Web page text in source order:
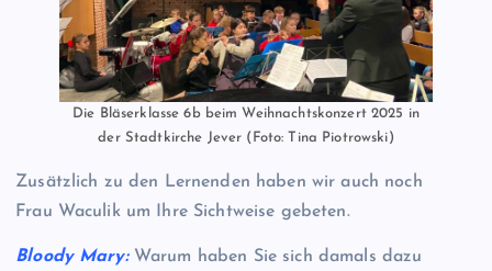
Die Bläserklasse 6b beim Weihnachtskonzert 2025 in
der Stadtkirche Jever (Foto: Tina Piotrowski)
Zusätzlich zu den Lernenden haben wir auch noch
Frau Waculik um Ihre Sichtweise gebeten.
Bloody Mary:Warum haben Sie sich damals dazu